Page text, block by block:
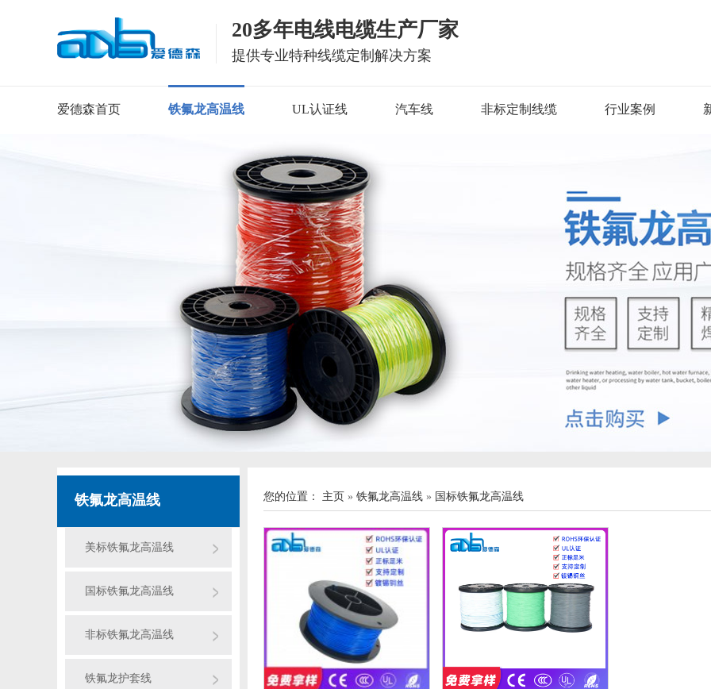
20多年电线电缆生产厂家
提供专业特种线缆定制解决方案
爱德森首页 铁氟龙高温线 UL认证线 汽车线 非标定制线缆 行业案例
铁氟龙高温线
美标铁氟龙高温线
国标铁氟龙高温线
非标铁氟龙高温线
铁氟龙护套线
您的位置： 主页 » 铁氟龙高温线 » 国标铁氟龙高温线